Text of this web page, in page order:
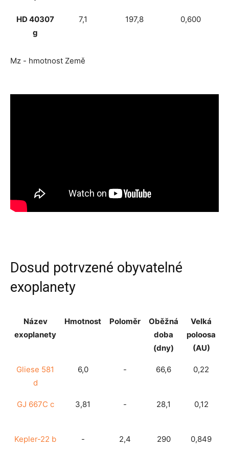
HD 40307
g
7,1 197,8 0,600
Mz - hmotnost Země
Dosud potrvzené obyvatelné
exoplanety
Název
exoplanety
Hmotnost Poloměr
Oběžná
doba
(dny)
Velká
poloosa
(AU)
Název
exoplanety
Hmotnost
Oběžná
Velká
Gliese 581
d
6,0 - 66,6 0,22
GJ 667C c 3,81 - 28,1 0,12
Kepler-22 b - 2,4 290 0,849